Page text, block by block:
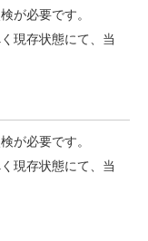
が必要です。
現存状態にて、当
が必要です。
現存状態にて、当